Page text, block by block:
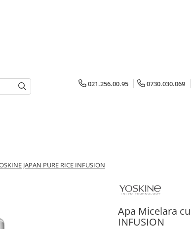
021.256.00.95 0730.030.069
JAPAN PURE RICE INFUSION
Apa Micelara cu
INFUSION